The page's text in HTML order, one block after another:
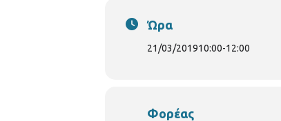
Ώρα
21/03/201910:00-12:00
Φορέας